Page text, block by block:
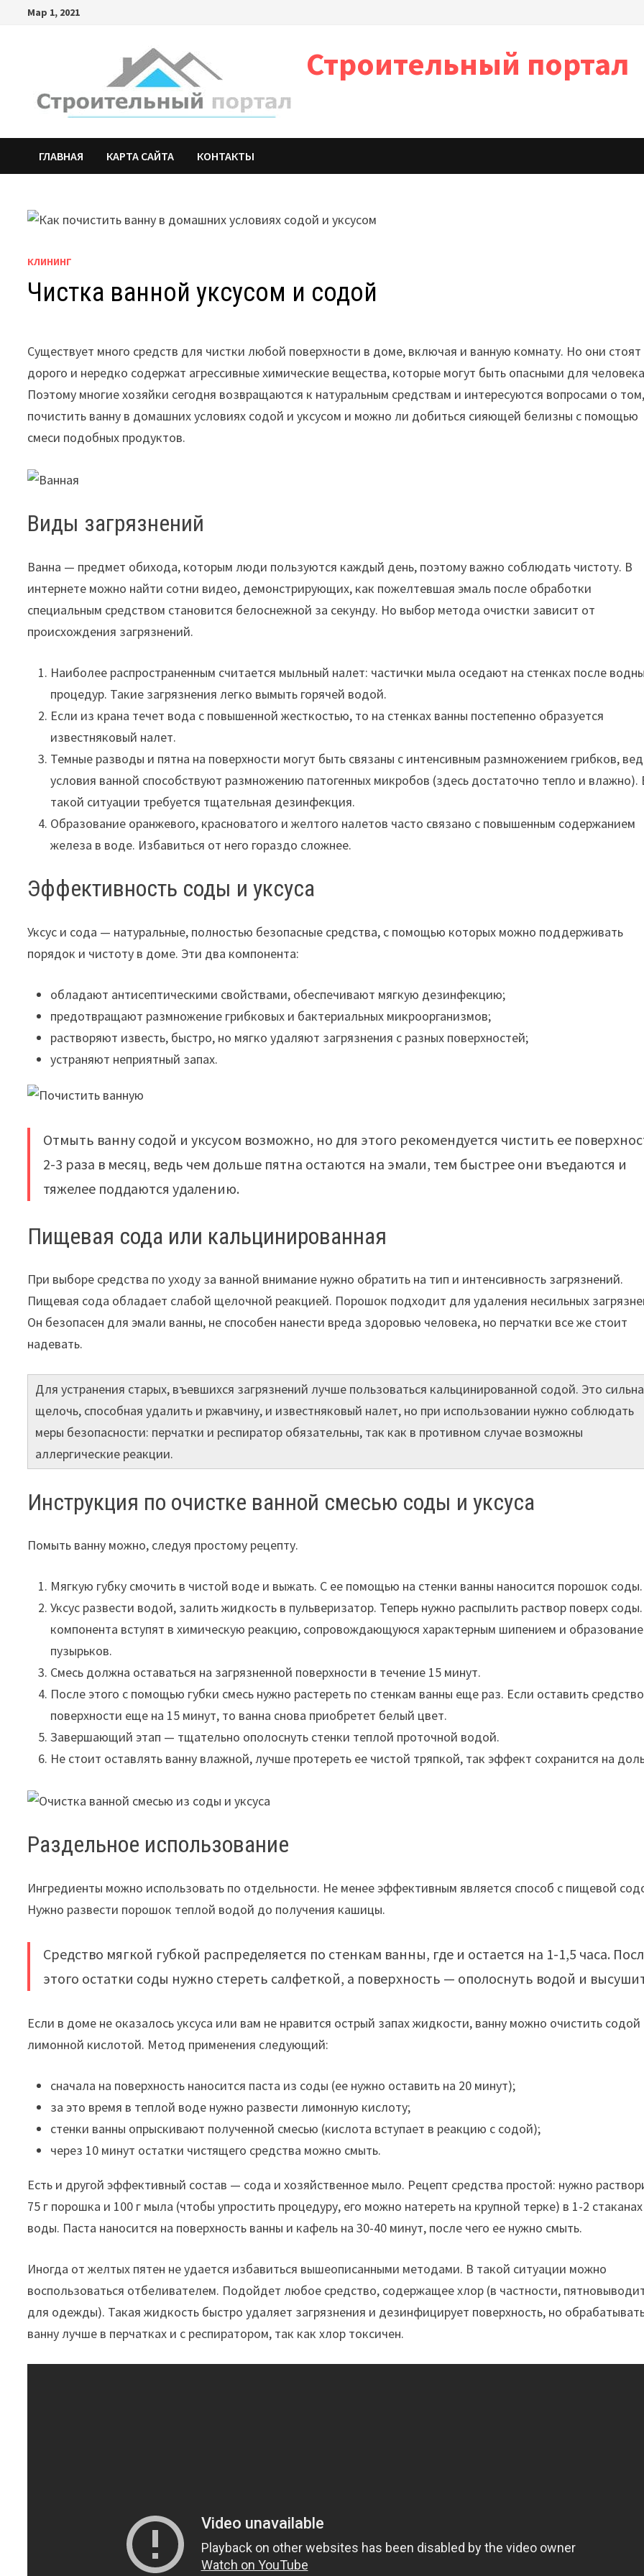
Мар 1, 2021
Строительный портал
ГЛАВНАЯ КАРТА САЙТА КОНТАКТЫ
КЛИНИНГ
Чистка ванной уксусом и содой
Существует много средств для чистки любой поверхности в доме, включая и ванную комнату. Но они стоят
дорого и нередко содержат агрессивные химические вещества, которые могут быть опасными для
Поэтому многие хозяйки сегодня возвращаются к натуральным средствам и интересуются вопросами о
почистить ванну в домашних условиях содой и уксусом и можно ли добиться сияющей белизны с помощью
смеси подобных продуктов.
Виды загрязнений
Ванна — предмет обихода, которым люди пользуются каждый день, поэтому важно соблюдать чистоту. В
интернете можно найти сотни видео, демонстрирующих, как пожелтевшая эмаль после обработки
специальным средством становится белоснежной за секунду. Но выбор метода очистки зависит от
происхождения загрязнений.
Наиболее распространенным считается мыльный налет: частички мыла оседают на стенках после
процедур. Такие загрязнения легко вымыть горячей водой.
Если из крана течет вода с повышенной жесткостью, то на стенках ванны постепенно образуется
известняковый налет.
Темные разводы и пятна на поверхности могут быть связаны с интенсивным размножением грибков,
условия ванной способствуют размножению патогенных микробов (здесь достаточно тепло и влажно).
такой ситуации требуется тщательная дезинфекция.
Образование оранжевого, красноватого и желтого налетов часто связано с повышенным содержанием
железа в воде. Избавиться от него гораздо сложнее.
Эффективность соды и уксуса
Уксус и сода — натуральные, полностью безопасные средства, с помощью которых можно поддерживать
порядок и чистоту в доме. Эти два компонента:
обладают антисептическими свойствами, обеспечивают мягкую дезинфекцию;
предотвращают размножение грибковых и бактериальных микроорганизмов;
растворяют известь, быстро, но мягко удаляют загрязнения с разных поверхностей;
устраняют неприятный запах.
Отмыть ванну содой и уксусом возможно, но для этого рекомендуется чистить ее
2-3 раза в месяц, ведь чем дольше пятна остаются на эмали, тем быстрее они въедаются и
тяжелее поддаются удалению.
Пищевая сода или кальцинированная
При выборе средства по уходу за ванной внимание нужно обратить на тип и интенсивность загрязнений.
Пищевая сода обладает слабой щелочной реакцией. Порошок подходит для удаления несильных
Он безопасен для эмали ванны, не способен нанести вреда здоровью человека, но перчатки все же стоит
надевать.
Для устранения старых, въевшихся загрязнений лучше пользоваться кальцинированной содой. Это
щелочь, способная удалить и ржавчину, и известняковый налет, но при использовании нужно соблюдать
меры безопасности: перчатки и респиратор обязательны, так как в противном случае возможны
аллергические реакции.
Инструкция по очистке ванной смесью соды и уксуса
Помыть ванну можно, следуя простому рецепту.
Мягкую губку смочить в чистой воде и выжать. С ее помощью на стенки ванны наносится порошок соды.
Уксус развести водой, залить жидкость в пульверизатор. Теперь нужно распылить раствор поверх
компонента вступят в химическую реакцию, сопровождающуюся характерным шипением и
пузырьков.
Смесь должна оставаться на загрязненной поверхности в течение 15 минут.
После этого с помощью губки смесь нужно растереть по стенкам ванны еще раз. Если оставить
поверхности еще на 15 минут, то ванна снова приобретет белый цвет.
Завершающий этап — тщательно ополоснуть стенки теплой проточной водой.
Не стоит оставлять ванну влажной, лучше протереть ее чистой тряпкой, так эффект сохранится на
Раздельное использование
Ингредиенты можно использовать по отдельности. Не менее эффективным является способ с пищевой
Нужно развести порошок теплой водой до получения кашицы.
Средство мягкой губкой распределяется по стенкам ванны, где и остается на 1-1,5 часа.
этого остатки соды нужно стереть салфеткой, а поверхность — ополоснуть водой и
Если в доме не оказалось уксуса или вам не нравится острый запах жидкости, ванну можно очистить содой
лимонной кислотой. Метод применения следующий:
сначала на поверхность наносится паста из соды (ее нужно оставить на 20 минут);
за это время в теплой воде нужно развести лимонную кислоту;
стенки ванны опрыскивают полученной смесью (кислота вступает в реакцию с содой);
через 10 минут остатки чистящего средства можно смыть.
Есть и другой эффективный состав — сода и хозяйственное мыло. Рецепт средства простой: нужно
75 г порошка и 100 г мыла (чтобы упростить процедуру, его можно натереть на крупной терке) в 1-2 стаканах
воды. Паста наносится на поверхность ванны и кафель на 30-40 минут, после чего ее нужно смыть.
Иногда от желтых пятен не удается избавиться вышеописанными методами. В такой ситуации можно
воспользоваться отбеливателем. Подойдет любое средство, содержащее хлор (в частности,
для одежды). Такая жидкость быстро удаляет загрязнения и дезинфицирует поверхность, но
ванну лучше в перчатках и с респиратором, так как хлор токсичен.